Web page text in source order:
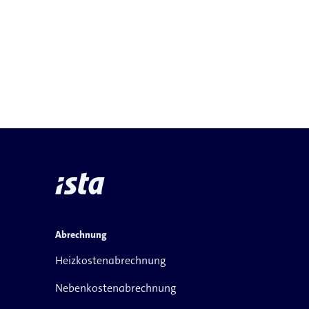
Abrechnung
Heizkostenabrechnung
Nebenkostenabrechnung